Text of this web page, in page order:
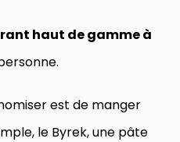
haut de gamme à
est de manger
le Byrek, une pâte